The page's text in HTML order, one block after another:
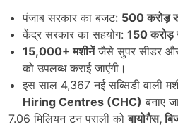
पंजाब सरकार का बजट: 500करोड़
केंद्र सरकार का सहयोग: 150करोड़
15,000+मशीनेंजैसे सुपर सीडर और
को उपलब्ध कराई जाएंगी।
इस साल 4,367 नई सब्सिडी वाली
Hiring Centres (CHC) बनाए
7.06 मिलियन टन पराली कोबायोगैस,